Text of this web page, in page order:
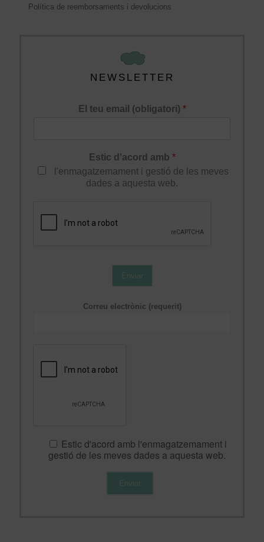
Política de reemborsaments i devolucions
NEWSLETTER
El teu email (obligatori) *
Estic d'acord amb *
l'enmagatzemament i gestió de les meves
dades a aquesta web.
Enviar
Correu electrònic (requerit)
Estic d'acord amb l'enmagatzemament i
gestió de les meves dades a aquesta web.